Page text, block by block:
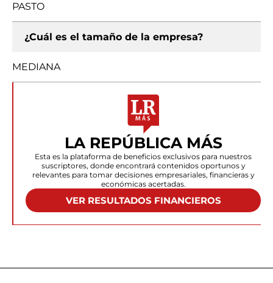
PASTO
¿Cuál es el tamaño de la empresa?
MEDIANA
LA REPÚBLICA MÁS
Esta es la plataforma de beneficios exclusivos para nuestros
suscriptores, donde encontrará contenidos oportunos y
relevantes para tomar decisiones empresariales, financieras y
económicas acertadas.
VER RESULTADOS FINANCIEROS